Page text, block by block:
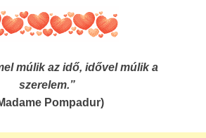
múlik az idő, idővel múlik a
szerelem.”
Pompadur)